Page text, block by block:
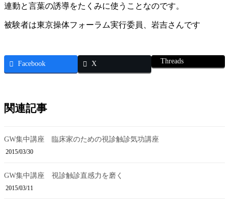
連動と言葉の誘導をたくみに使うことなのです。
被験者は東京操体フォーラム実行委員、岩吉さんです
Facebook X Threads
関連記事
GW集中講座 臨床家のための視診触診気功講座
2015/03/30
GW集中講座 視診触診直感力を磨く
2015/03/11